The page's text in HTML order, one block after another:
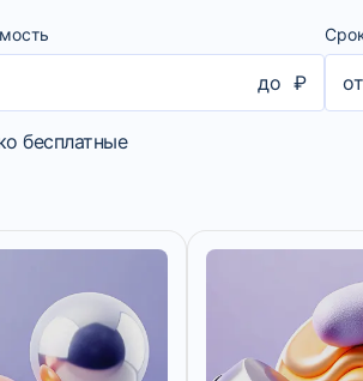
до ₽
бесплатные
от